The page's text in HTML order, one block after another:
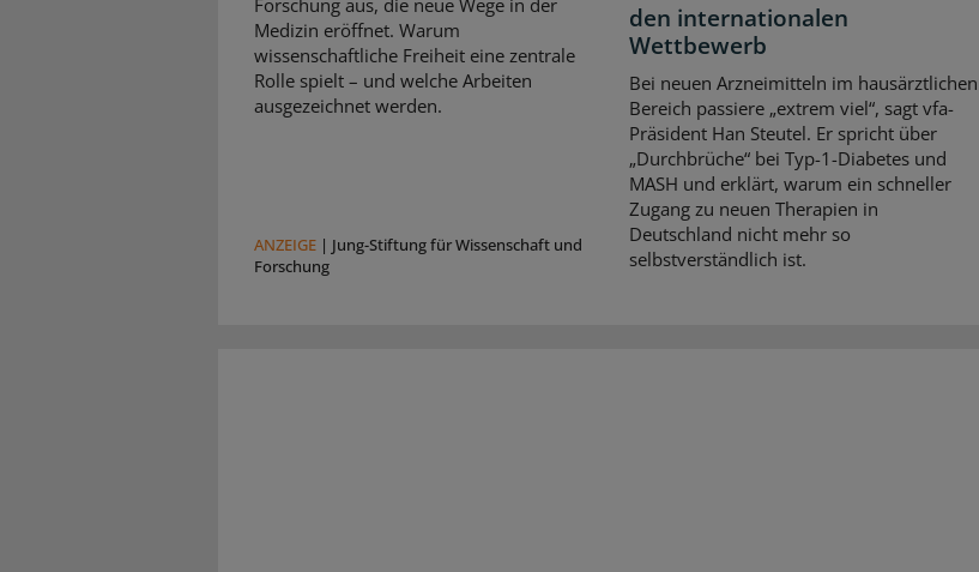
Forschung aus, die neue Wege in der
Medizin eröffnet. Warum
wissenschaftliche Freiheit eine zentrale
Rolle spielt – und welche Arbeiten
ausgezeichnet werden.
ANZEIGE | Jung-Stiftung für Wissenschaft und
Forschung
den internationalen
Wettbewerb
Bei neuen Arzneimitteln im hausärztlichen
Bereich passiere „extrem viel“, sagt vfa-
Präsident Han Steutel. Er spricht über
„Durchbrüche“ bei Typ-1-Diabetes und
MASH und erklärt, warum ein schneller
Zugang zu neuen Therapien in
Deutschland nicht mehr so
selbstverständlich ist.